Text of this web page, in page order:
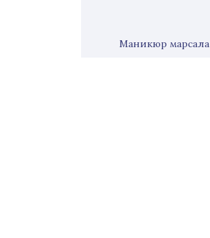
Маникюр марсала